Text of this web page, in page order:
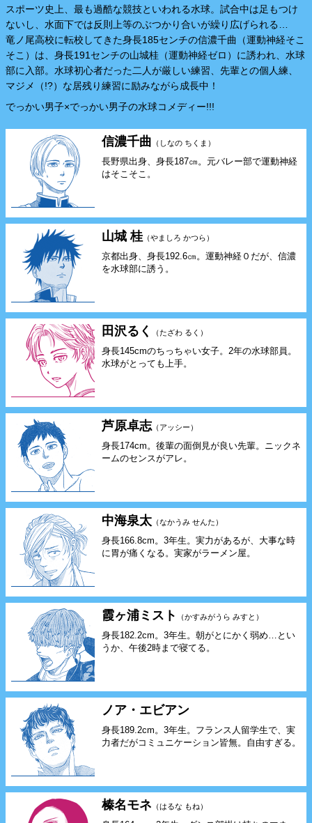
スポーツ史上、最も過酷な競技といわれる水球。試合中は足もつけ
ないし、水面下では反則上等のぶつかり合いが繰り広げられる…
竜ノ尾高校に転校してきた身長185センチの信濃千曲（運動神経そこ
そこ）は、身長191センチの山城桂（運動神経ゼロ）に誘われ、水球
部に入部。水球初心者だった二人が厳しい練習、先輩との個人練、
マジメ（!?）な居残り練習に励みながら成長中！
でっかい男子×でっかい男子の水球コメディー!!!
信濃千曲 （しなの ちくま）
長野県出身、身長187㎝。元バレー部で運動神経
はそこそこ。
山城 桂 （やましろ かつら）
京都出身、身長192.6㎝。運動神経０だが、信濃
を水球部に誘う。
田沢るく （たざわ るく）
身長145cmのちっちゃい女子。2年の水球部員。
水球がとっても上手。
芦原卓志 （アッシー）
身長174cm。後輩の面倒見が良い先輩。ニックネ
ームのセンスがアレ。
中海泉太 （なかうみ せんた）
身長166.8cm。3年生。実力があるが、大事な時
に胃が痛くなる。実家がラーメン屋。
霞ヶ浦ミスト （かすみがうら みすと）
身長182.2cm。3年生。朝がとにかく弱め…とい
うか、午後2時まで寝てる。
ノア・エビアン
身長189.2cm。3年生。フランス人留学生で、実
力者だがコミュニケーション皆無。自由すぎる。
榛名モネ （はるな もね）